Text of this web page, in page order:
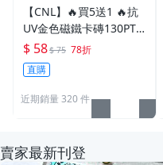
【CNL】🔥買5送1 🔥抗
UV金色磁鐵卡磚130PT
球員卡NBA 中華職棒 樂
天女孩 中職啦啦隊 Passi
on Sisters 保護 P+ 卡磚
$ 58$ 75 78折
直購
近期銷量 320 件
賣家最新刊登